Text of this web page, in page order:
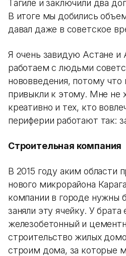
Тагиле и заключили два
В итоге мы добились
давал даже в советское
Я очень завидую Астане и
работаем с людьми
нововведения, потому что
привыкли к этому. Мне не
креативно и тех, кто
периферии работают так:
Строительная компания
В 2015 году аким области
нового микрорайона
компании в городе нужны
заняли эту ячейку. У
железобетонный и
строительство жилых
строим дома, за которые